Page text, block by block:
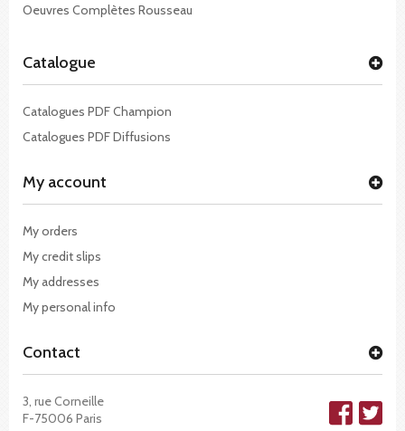
Oeuvres Complètes Rousseau
Catalogue
Catalogues PDF Champion
Catalogues PDF Diffusions
My account
My orders
My credit slips
My addresses
My personal info
Contact
3, rue Corneille
F-75006 Paris